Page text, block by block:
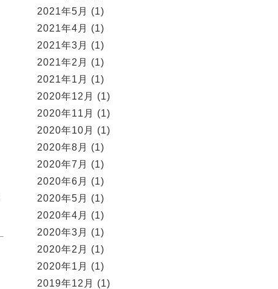
2021年5月
(1)
2021年4月
(1)
2021年3月
(1)
2021年2月
(1)
2021年1月
(1)
2020年12月
(1)
2020年11月
(1)
2020年10月
(1)
2020年8月
(1)
2020年7月
(1)
2020年6月
(1)
2020年5月
(1)
2020年4月
(1)
2020年3月
(1)
2020年2月
(1)
2020年1月
(1)
2019年12月
(1)